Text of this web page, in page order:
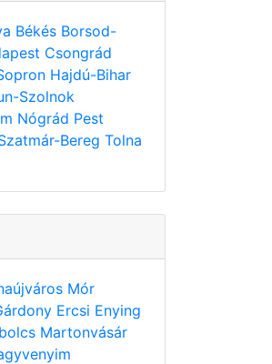
Békés Borsod-
Csongrád
Hajdú-Bihar
Szolnok
Nógrád Pest
Bereg Tolna
Mór
Ercsi Enying
Martonvásár